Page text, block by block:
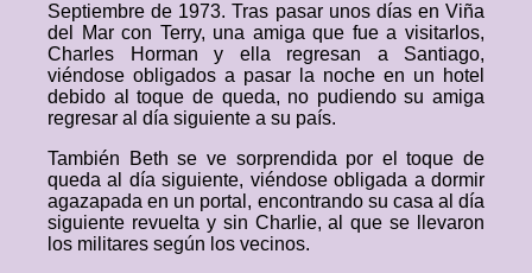
Septiembre de 1973. Tras pasar unos días en Viña
del Mar con Terry, una amiga que fue a visitarlos,
Charles Horman y ella regresan a Santiago,
viéndose obligados a pasar la noche en un hotel
debido al toque de queda, no pudiendo su amiga
regresar al día siguiente a su país.
También Beth se ve sorprendida por el toque de
queda al día siguiente, viéndose obligada a dormir
agazapada en un portal, encontrando su casa al día
siguiente revuelta y sin Charlie, al que se llevaron
los militares según los vecinos.